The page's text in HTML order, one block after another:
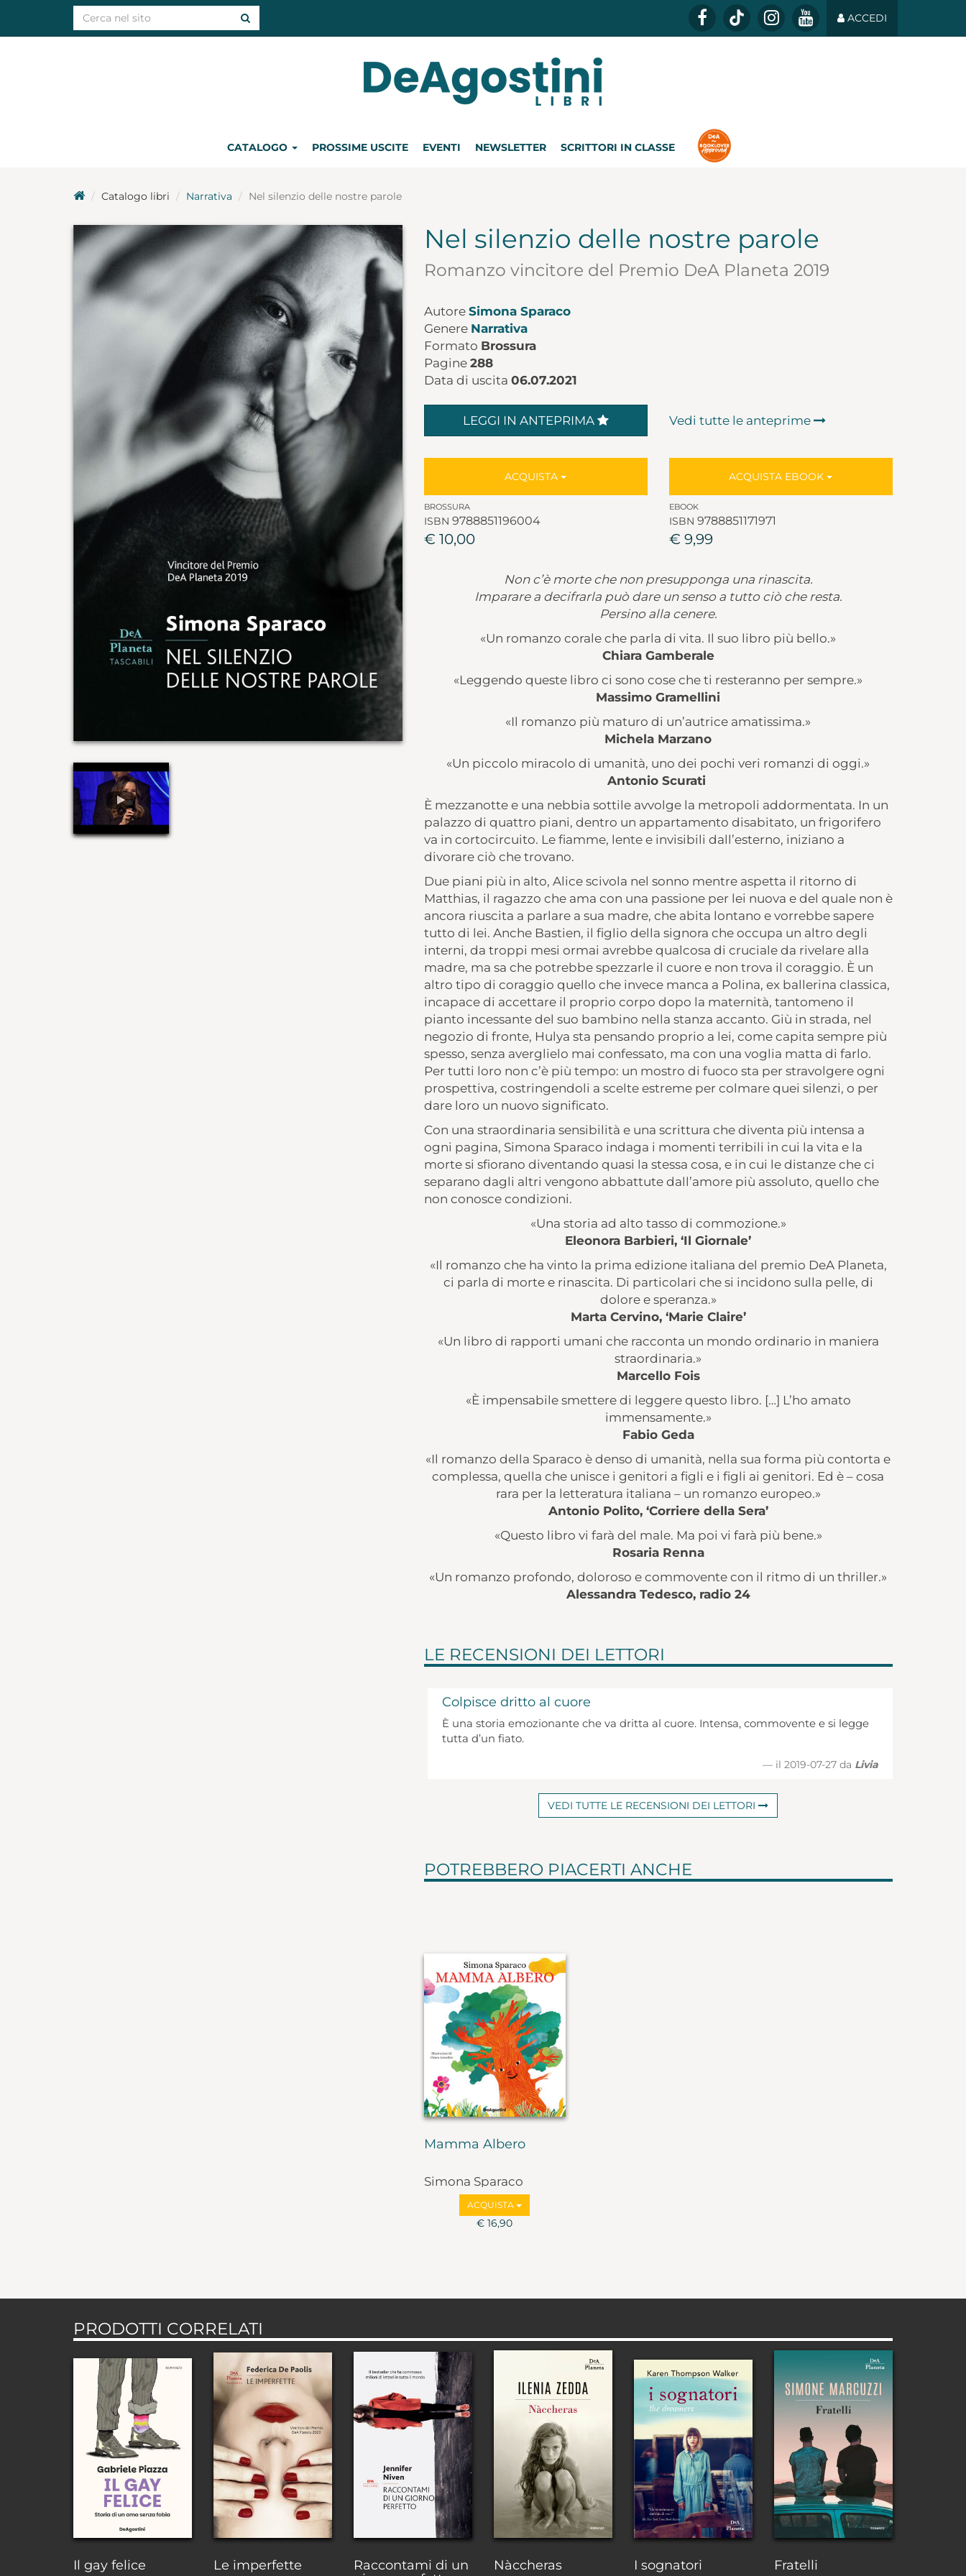
ACCEDI
CATALOGO PROSSIME USCITE EVENTI NEWSLETTER SCRITTORI IN CLASSE
Catalogo libri Narrativa Nel silenzio delle nostre parole
Nel silenzio delle nostre parole
Romanzo vincitore del Premio DeA Planeta 2019
Autore Simona Sparaco
Genere Narrativa
Formato Brossura
Pagine 288
Data di uscita 06.07.2021
LEGGI IN ANTEPRIMA Vedi tutte le anteprime
ACQUISTA
BROSSURA
ISBN 9788851196004
€ 10,00
ACQUISTA EBOOK
EBOOK
ISBN 9788851171971
€ 9,99
Non c’è morte che non presupponga una rinascita.
Imparare a decifrarla può dare un senso a tutto ciò che resta.
Persino alla cenere.
«Un romanzo corale che parla di vita. Il suo libro più bello.»
Chiara Gamberale
«Leggendo queste libro ci sono cose che ti resteranno per sempre.»
Massimo Gramellini
«Il romanzo più maturo di un’autrice amatissima.»
Michela Marzano
«Un piccolo miracolo di umanità, uno dei pochi veri romanzi di oggi.»
Antonio Scurati
È mezzanotte e una nebbia sottile avvolge la metropoli addormentata. In un
palazzo di quattro piani, dentro un appartamento disabitato, un frigorifero
va in cortocircuito. Le fiamme, lente e invisibili dall’esterno, iniziano a
divorare ciò che trovano.
Due piani più in alto, Alice scivola nel sonno mentre aspetta il ritorno di
Matthias, il ragazzo che ama con una passione per lei nuova e del quale non è
ancora riuscita a parlare a sua madre, che abita lontano e vorrebbe sapere
tutto di lei. Anche Bastien, il figlio della signora che occupa un altro degli
interni, da troppi mesi ormai avrebbe qualcosa di cruciale da rivelare alla
madre, ma sa che potrebbe spezzarle il cuore e non trova il coraggio. È un
altro tipo di coraggio quello che invece manca a Polina, ex ballerina classica,
incapace di accettare il proprio corpo dopo la maternità, tantomeno il
pianto incessante del suo bambino nella stanza accanto. Giù in strada, nel
negozio di fronte, Hulya sta pensando proprio a lei, come capita sempre più
spesso, senza averglielo mai confessato, ma con una voglia matta di farlo.
Per tutti loro non c’è più tempo: un mostro di fuoco sta per stravolgere ogni
prospettiva, costringendoli a scelte estreme per colmare quei silenzi, o per
dare loro un nuovo significato.
Con una straordinaria sensibilità e una scrittura che diventa più intensa a
ogni pagina, Simona Sparaco indaga i momenti terribili in cui la vita e la
morte si sfiorano diventando quasi la stessa cosa, e in cui le distanze che ci
separano dagli altri vengono abbattute dall’amore più assoluto, quello che
non conosce condizioni.
«Una storia ad alto tasso di commozione.»
Eleonora Barbieri, ‘Il Giornale’
«Il romanzo che ha vinto la prima edizione italiana del premio DeA Planeta,
ci parla di morte e rinascita. Di particolari che si incidono sulla pelle, di
dolore e speranza.»
Marta Cervino, ‘Marie Claire’
«Un libro di rapporti umani che racconta un mondo ordinario in maniera
straordinaria.»
Marcello Fois
«È impensabile smettere di leggere questo libro. […] L’ho amato
immensamente.»
Fabio Geda
«Il romanzo della Sparaco è denso di umanità, nella sua forma più contorta e
complessa, quella che unisce i genitori a figli e i figli ai genitori. Ed è – cosa
rara per la letteratura italiana – un romanzo europeo.»
Antonio Polito, ‘Corriere della Sera’
«Questo libro vi farà del male. Ma poi vi farà più bene.»
Rosaria Renna
«Un romanzo profondo, doloroso e commovente con il ritmo di un thriller.»
Alessandra Tedesco, radio 24
LE RECENSIONI DEI LETTORI
Colpisce dritto al cuore
È una storia emozionante che va dritta al cuore. Intensa, commovente e si legge
tutta d’un fiato.
il 2019-07-27 da Livia
VEDI TUTTE LE RECENSIONI DEI LETTORI
POTREBBERO PIACERTI ANCHE
Mamma Albero
Simona Sparaco
ACQUISTA
€ 16,90
PRODOTTI CORRELATI
Il gay felice Le imperfette
Raccontami di un
Nàccheras I sognatori Fratelli